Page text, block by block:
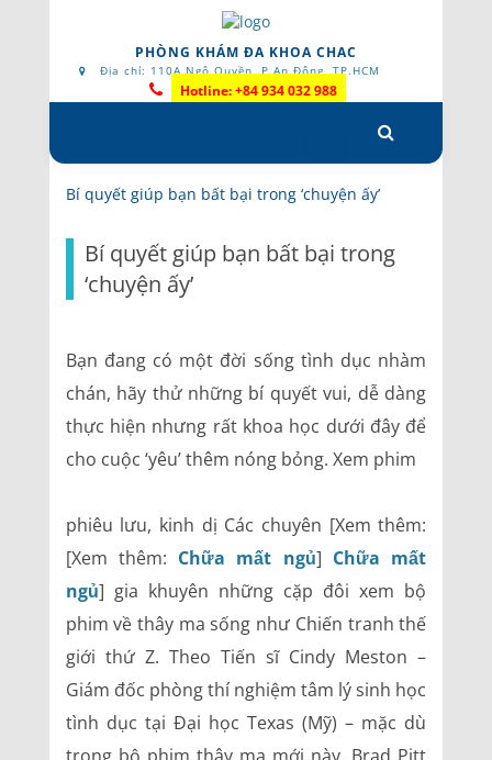
PHÒNG KHÁM ĐA KHOA CHAC
Địa chỉ: 110A Ngô Quyền, P.An Đông, TP.HCM
Hotline: +84 934 032 988
to
content
Bí quyết giúp bạn bất bại trong ‘chuyện ấy’
Bí quyết giúp bạn bất bại trong
‘chuyện ấy’
Bạn đang có một đời sống tình dục nhàm
chán, hãy thử những bí quyết vui, dễ dàng
thực hiện nhưng rất khoa học dưới đây để
cho cuộc ‘yêu’ thêm nóng bỏng. Xem phim
phiêu lưu, kinh dị Các chuyên [Xem thêm:
[Xem thêm: Chữa mất ngủ] Chữa mất
ngủ] gia khuyên những cặp đôi xem bộ
phim về thây ma sống như Chiến tranh thế
giới thứ Z. Theo Tiến sĩ Cindy Meston –
Giám đốc phòng thí nghiệm tâm lý sinh học
tình dục tại Đại học Texas (Mỹ) – mặc dù